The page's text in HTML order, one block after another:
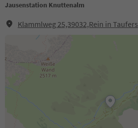
Jausenstation Knuttenalm
Klammlweg 25,39032,Rein in Taufers